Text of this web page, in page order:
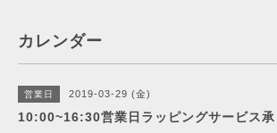
カレンダー
営業日 2019-03-29 (金)
10:00~16:30営業日ラッピングサービス